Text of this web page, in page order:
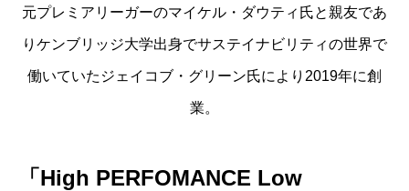
元プレミアリーガーのマイケル・ダウティ氏と親友であ
りケンブリッジ大学出身でサステイナビリティの世界で
働いていたジェイコブ・グリーン氏により2019年に創
業。
「High PERFOMANCE Low